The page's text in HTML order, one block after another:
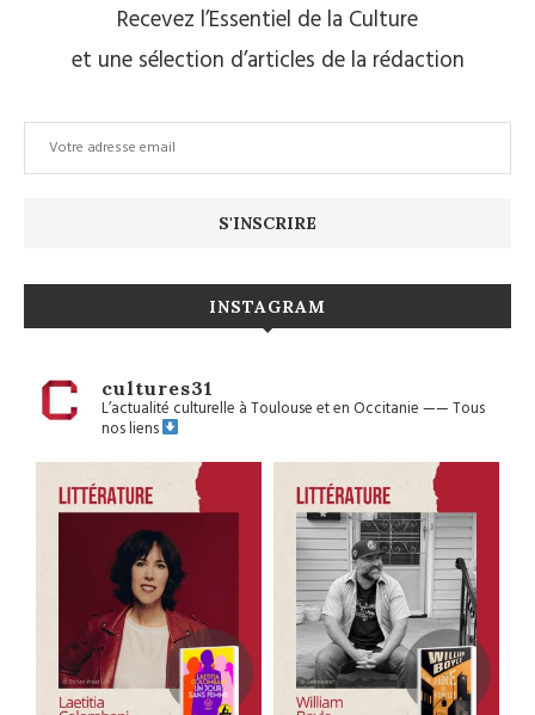
Recevez l’Essentiel de la Culture
et une sélection d’articles de la rédaction
INSTAGRAM
cultures31
L’actualité culturelle à Toulouse et en Occitanie——Tous
nos liens